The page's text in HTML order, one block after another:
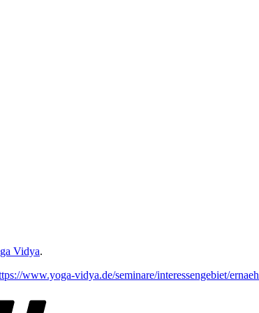
Vidya.
www.yoga-vidya.de/seminare/interessengebiet/